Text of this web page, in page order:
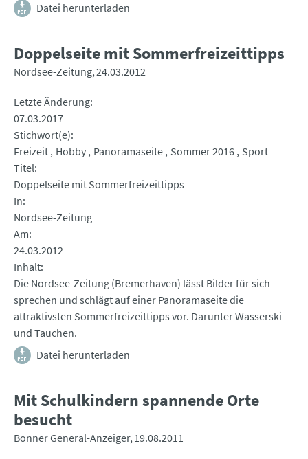
Datei herunterladen
Doppelseite mit Sommerfreizeittipps
Nordsee-Zeitung 24.03.2012
Letzte Änderung
07.03.2017
Stichwort(e)
Freizeit Hobby Panoramaseite Sommer 2016 Sport
Titel
Doppelseite mit Sommerfreizeittipps
In
Nordsee-Zeitung
Am
24.03.2012
Inhalt
Die Nordsee-Zeitung (Bremerhaven) lässt Bilder für sich
sprechen und schlägt auf einer Panoramaseite die
attraktivsten Sommerfreizeittipps vor. Darunter Wasserski
und Tauchen.
Datei herunterladen
Mit Schulkindern spannende Orte
besucht
Bonner General-Anzeiger 19.08.2011